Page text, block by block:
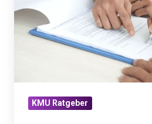
über
den
Lehrvertrag
inkl. KMU Ratgeber